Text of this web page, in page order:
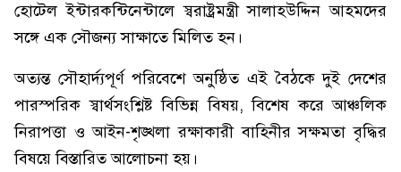
হোটেল ইন্টারকন্টিনেন্টালে স্বরাষ্ট্রমন্ত্রী সালাহউদ্দিন আহমদের
সঙ্গে এক সৌজন্য সাক্ষাতে মিলিত হন।
অত্যন্ত সৌহার্দ্যপূর্ণ পরিবেশে অনুষ্ঠিত এই বৈঠকে দুই দেশের
পারস্পরিক স্বার্থসংশ্লিষ্ট বিভিন্ন বিষয়, বিশেষ করে আঞ্চলিক
নিরাপত্তা ও আইন-শৃঙ্খলা রক্ষাকারী বাহিনীর সক্ষমতা বৃদ্ধির
বিষয়ে বিস্তারিত আলোচনা হয়।